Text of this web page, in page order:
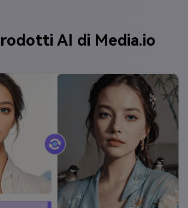
AI di Media.io